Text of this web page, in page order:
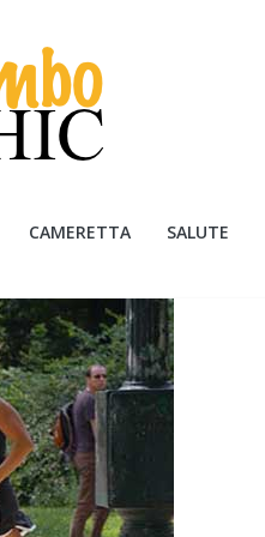
CAMERETTA SALUTE